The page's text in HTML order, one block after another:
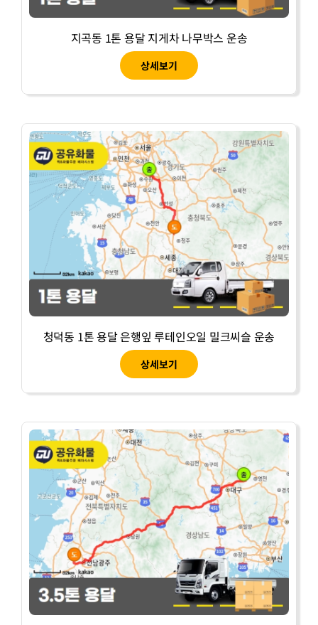
지곡동 1톤 용달 지게차 나무박스 운송
상세보기
청덕동 1톤 용달 은행잎 루테인오일 밀크씨슬 운송
상세보기